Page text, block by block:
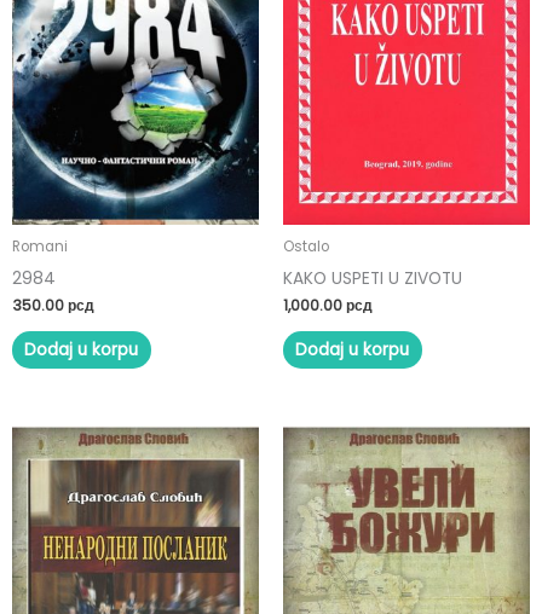
Romani
2984
350.00рсд
Dodaj u korpu
Ostalo
KAKO USPETI U ZIVOTU
1,000.00рсд
Dodaj u korpu